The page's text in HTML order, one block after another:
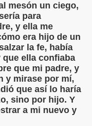
mesón un ciego,
para
y ella me
era hijo de un
la fe, había
que ella confiaba
que mi padre, y
y mirase por mí,
que así lo haría
sino por hijo. Y
a mi nuevo y
Herruzo)